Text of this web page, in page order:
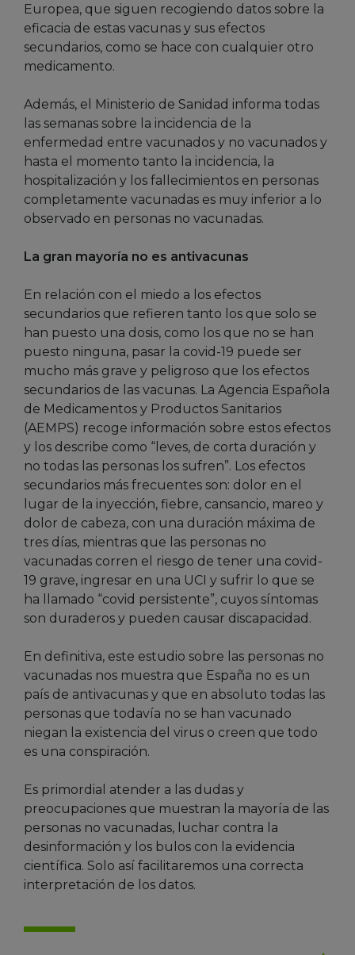
Europea, que siguen recogiendo datos sobre la
eficacia de estas vacunas y sus efectos
secundarios, como se hace con cualquier otro
medicamento.
Además, el Ministerio de Sanidad informa todas
las semanas sobre la incidencia de la
enfermedad entre vacunados y no vacunados y
hasta el momento tanto la incidencia, la
hospitalización y los fallecimientos en personas
completamente vacunadas es muy inferior a lo
observado en personas no vacunadas.
La gran mayoría no es antivacunas
En relación con el miedo a los efectos
secundarios que refieren tanto los que solo se
han puesto una dosis, como los que no se han
puesto ninguna, pasar la covid-19 puede ser
mucho más grave y peligroso que los efectos
secundarios de las vacunas. La Agencia Española
de Medicamentos y Productos Sanitarios
(AEMPS) recoge información sobre estos efectos
y los describe como “leves, de corta duración y
no todas las personas los sufren”. Los efectos
secundarios más frecuentes son: dolor en el
lugar de la inyección, fiebre, cansancio, mareo y
dolor de cabeza, con una duración máxima de
tres días, mientras que las personas no
vacunadas corren el riesgo de tener una covid-
19 grave, ingresar en una UCI y sufrir lo que se
ha llamado “covid persistente”, cuyos síntomas
son duraderos y pueden causar discapacidad.
En definitiva, este estudio sobre las personas no
vacunadas nos muestra que España no es un
país de antivacunas y que en absoluto todas las
personas que todavía no se han vacunado
niegan la existencia del virus o creen que todo
es una conspiración.
Es primordial atender a las dudas y
preocupaciones que muestran la mayoría de las
personas no vacunadas, luchar contra la
desinformación y los bulos con la evidencia
científica. Solo así facilitaremos una correcta
interpretación de los datos.